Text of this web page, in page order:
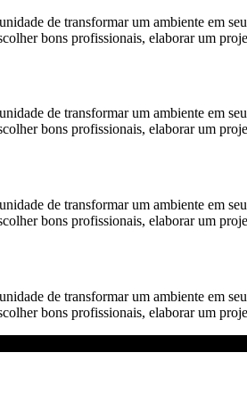
de transformar um ambiente em seu
bons profissionais, elaborar um
de transformar um ambiente em seu
bons profissionais, elaborar um
de transformar um ambiente em seu
bons profissionais, elaborar um
de transformar um ambiente em seu
bons profissionais, elaborar um